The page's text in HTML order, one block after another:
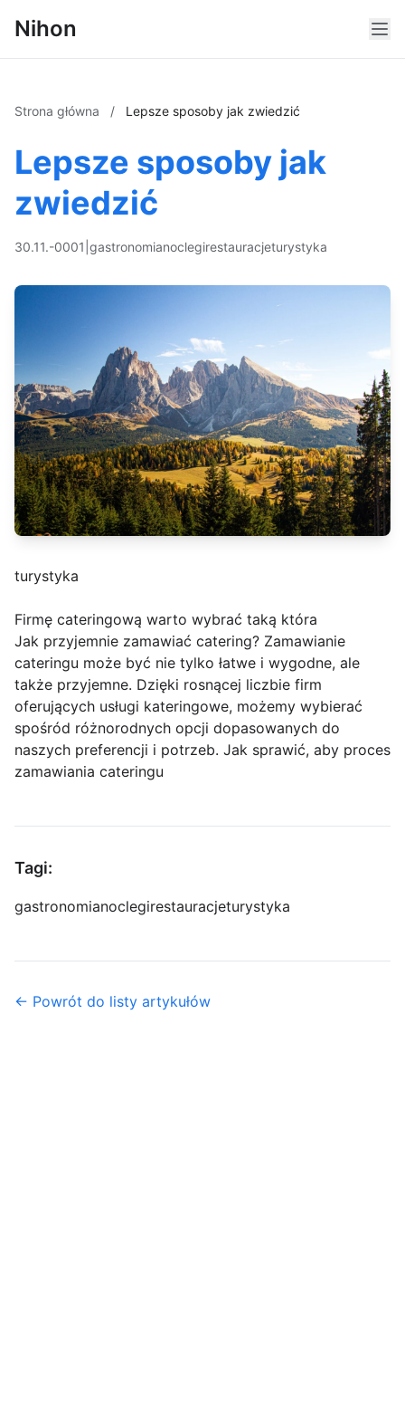
Nihon
Strona główna / Lepsze sposoby jak zwiedzić
Lepsze sposoby jak
zwiedzić
30.11.-0001 gastronomianoclegirestauracjeturystyka
turystyka
Firmę cateringową warto wybrać taką która
Jak przyjemnie zamawiać catering? Zamawianie
cateringu może być nie tylko łatwe i wygodne, ale
także przyjemne. Dzięki rosnącej liczbie firm
oferujących usługi kateringowe, możemy wybierać
spośród różnorodnych opcji dopasowanych do
naszych preferencji i potrzeb. Jak sprawić, aby proces
zamawiania cateringu
Tagi:
gastronomianoclegirestauracjeturystyka
← Powrót do listy artykułów